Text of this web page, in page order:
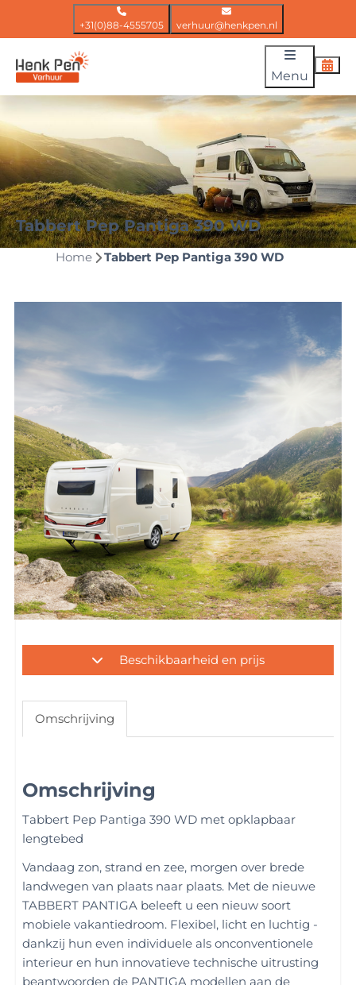
+31(0)88-4555705 verhuur@henkpen.nl
Menu
Tabbert Pep Pantiga 390 WD
Home Tabbert Pep Pantiga 390 WD
Beschikbaarheid en prijs
Omschrijving
Omschrijving
Tabbert Pep Pantiga 390 WD met opklapbaar
lengtebed
Vandaag zon, strand en zee, morgen over brede
landwegen van plaats naar plaats. Met de nieuwe
TABBERT PANTIGA beleeft u een nieuw soort
mobiele vakantiedroom. Flexibel, licht en luchtig -
dankzij hun even individuele als onconventionele
interieur en hun innovatieve technische uitrusting
beantwoorden de PANTIGA modellen aan de